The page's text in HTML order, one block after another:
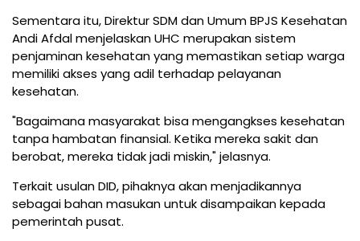
Sementara itu, Direktur SDM dan Umum BPJS Kesehatan
Andi Afdal menjelaskan UHC merupakan sistem
penjaminan kesehatan yang memastikan setiap warga
memiliki akses yang adil terhadap pelayanan
kesehatan.
"Bagaimana masyarakat bisa mengangkses kesehatan
tanpa hambatan finansial. Ketika mereka sakit dan
berobat, mereka tidak jadi miskin," jelasnya.
Terkait usulan DID, pihaknya akan menjadikannya
sebagai bahan masukan untuk disampaikan kepada
pemerintah pusat.